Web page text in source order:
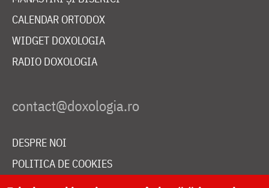
CALENDAR ORTODOX
WIDGET DOXOLOGIA
RADIO DOXOLOGIA
DESPRE NOI
POLITICA DE COOKIES
DONEAZĂ ONLINE PENTRU CATEDRALA NAȚIONALĂ